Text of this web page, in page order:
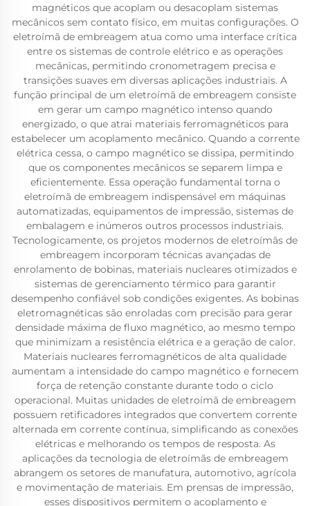
magnéticos que acoplam ou desacoplam sistemas
mecânicos sem contato físico, em muitas configurações. O
eletroímã de embreagem atua como uma interface crítica
entre os sistemas de controle elétrico e as operações
mecânicas, permitindo cronometragem precisa e
transições suaves em diversas aplicações industriais. A
função principal de um eletroímã de embreagem consiste
em gerar um campo magnético intenso quando
energizado, o que atrai materiais ferromagnéticos para
estabelecer um acoplamento mecânico. Quando a corrente
elétrica cessa, o campo magnético se dissipa, permitindo
que os componentes mecânicos se separem limpa e
eficientemente. Essa operação fundamental torna o
eletroímã de embreagem indispensável em máquinas
automatizadas, equipamentos de impressão, sistemas de
embalagem e inúmeros outros processos industriais.
Tecnologicamente, os projetos modernos de eletroímãs de
embreagem incorporam técnicas avançadas de
enrolamento de bobinas, materiais nucleares otimizados e
sistemas de gerenciamento térmico para garantir
desempenho confiável sob condições exigentes. As bobinas
eletromagnéticas são enroladas com precisão para gerar
densidade máxima de fluxo magnético, ao mesmo tempo
que minimizam a resistência elétrica e a geração de calor.
Materiais nucleares ferromagnéticos de alta qualidade
aumentam a intensidade do campo magnético e fornecem
força de retenção constante durante todo o ciclo
operacional. Muitas unidades de eletroímã de embreagem
possuem retificadores integrados que convertem corrente
alternada em corrente contínua, simplificando as conexões
elétricas e melhorando os tempos de resposta. As
aplicações da tecnologia de eletroímãs de embreagem
abrangem os setores de manufatura, automotivo, agrícola
e movimentação de materiais. Em prensas de impressão,
esses dispositivos permitem o acoplamento e